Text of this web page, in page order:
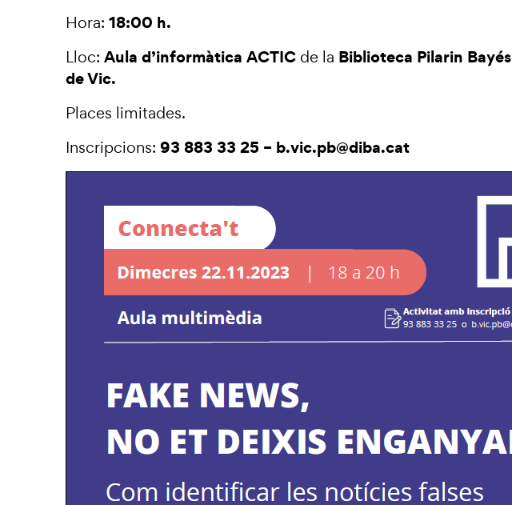
Hora: 18:00 h.
Lloc: Aula d’informàtica ACTIC de la Biblioteca Pilarin Bayés
de Vic.
Places limitades.
Inscripcions: 93 883 33 25 – b.vic.pb@diba.cat